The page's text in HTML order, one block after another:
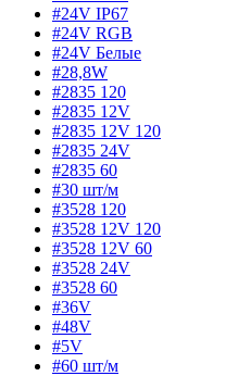
#24V IP67
#24V RGB
#24V Белые
#28,8W
#2835 120
#2835 12V
#2835 12V 120
#2835 24V
#2835 60
#30 шт/м
#3528 120
#3528 12V 120
#3528 12V 60
#3528 24V
#3528 60
#36V
#48V
#5V
#60 шт/м